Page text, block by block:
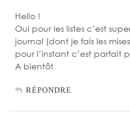
Hello !
Oui pour les listes c’est
journal (dont je fais les
pour l’instant c’est parfait
A bientôt
RÉPONDRE